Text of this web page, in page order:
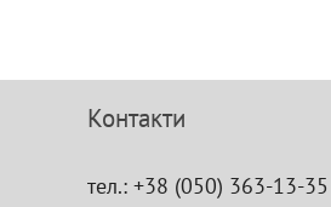
Контакти
тел.: +38 (050) 363-13-35